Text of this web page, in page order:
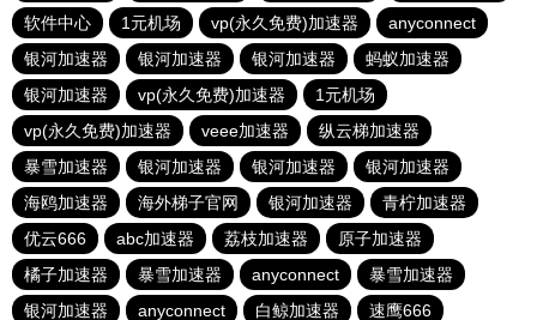
软件中心
1元机场 vp(永久免费)加速器
anyconnect
银河加速器
银河加速器 银河加速器
蚂蚁加速器
银河加速器
vp(永久免费)加速器
1元机场
vp(永久免费)加速器
veee加速器
纵云梯加速器
暴雪加速器
银河加速器 银河加速器
银河加速器
海鸥加速器
海外梯子官网 银河加速器
青柠加速器
优云666
abc加速器 荔枝加速器
原子加速器
橘子加速器
暴雪加速器 anyconnect
暴雪加速器
银河加速器
anyconnect 白鲸加速器 速鹰666